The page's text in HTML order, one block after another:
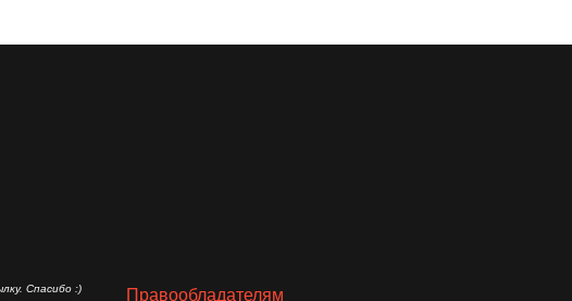
Спасибо :) Правообладателям